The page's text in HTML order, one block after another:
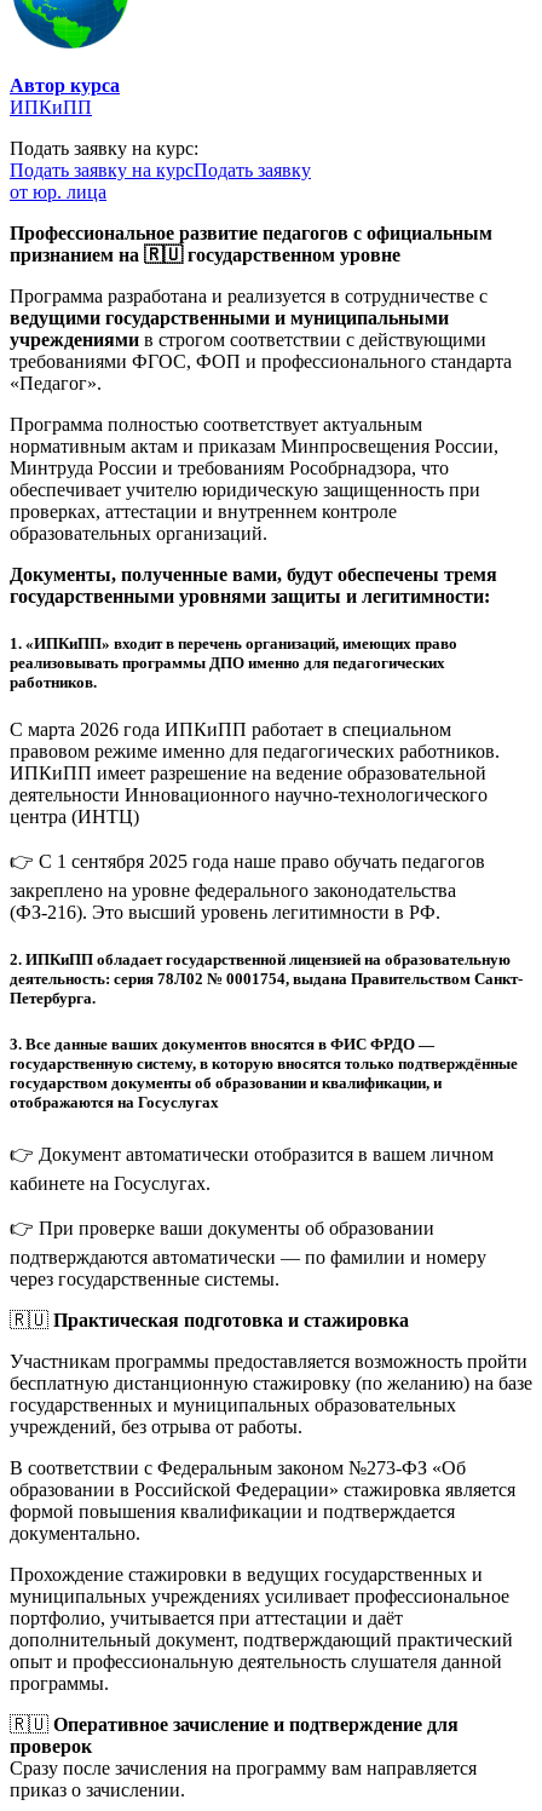
Автор курса
ИПКиПП
Подать заявку на курс:
Подать заявку на курсПодать заявку
от юр. лица
Профессиональное развитие педагогов с официальным
признанием на 🇷🇺 государственном уровне
Программа разработана и реализуется в сотрудничестве с
ведущими государственными и муниципальными
учреждениями в строгом соответствии с действующими
требованиями ФГОС, ФОП и профессионального стандарта
«Педагог».
Программа полностью соответствует актуальным
нормативным актам и приказам Минпросвещения России,
Минтруда России и требованиям Рособрнадзора, что
обеспечивает учителю юридическую защищенность при
проверках, аттестации и внутреннем контроле
образовательных организаций.
Документы, полученные вами, будут обеспечены тремя
государственными уровнями защиты и легитимности:
1. «ИПКиПП» входит в перечень организаций, имеющих право
реализовывать программы ДПО именно для педагогических
работников.
С марта 2026 года ИПКиПП работает в специальном
правовом режиме именно для педагогических работников.
ИПКиПП имеет разрешение на ведение образовательной
деятельности Инновационного научно-технологического
центра (ИНТЦ)
👉 С 1 сентября 2025 года наше право обучать педагогов
закреплено на уровне федерального законодательства
(ФЗ-216). Это высший уровень легитимности в РФ.
2. ИПКиПП обладает государственной лицензией на образовательную
деятельность: серия 78Л02 № 0001754, выдана Правительством Санкт-
Петербурга.
3. Все данные ваших документов вносятся в ФИС ФРДО —
государственную систему, в которую вносятся только подтверждённые
государством документы об образовании и квалификации, и
отображаются на Госуслугах
👉 Документ автоматически отобразится в вашем личном
кабинете на Госуслугах.
👉 При проверке ваши документы об образовании
подтверждаются автоматически — по фамилии и номеру
через государственные системы.
🇷🇺 Практическая подготовка и стажировка
Участникам программы предоставляется возможность пройти
бесплатную дистанционную стажировку (по желанию) на базе
государственных и муниципальных образовательных
учреждений, без отрыва от работы.
В соответствии с Федеральным законом №273-ФЗ «Об
образовании в Российской Федерации» стажировка является
формой повышения квалификации и подтверждается
документально.
Прохождение стажировки в ведущих государственных и
муниципальных учреждениях усиливает профессиональное
портфолио, учитывается при аттестации и даёт
дополнительный документ, подтверждающий практический
опыт и профессиональную деятельность слушателя данной
программы.
🇷🇺 Оперативное зачисление и подтверждение для
проверок
Сразу после зачисления на программу вам направляется
приказ о зачислении.